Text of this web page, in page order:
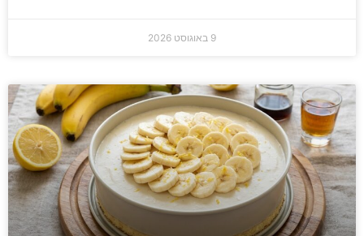
9 באוגוסט 2026